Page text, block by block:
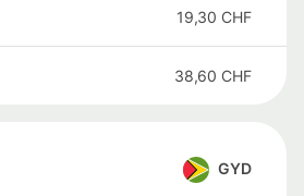
19,30 CHF
38,60 CHF
GYD